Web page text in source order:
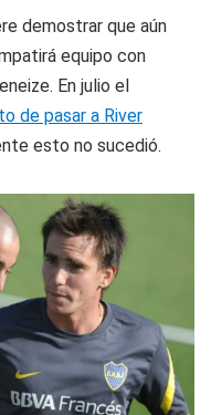
demostrar que aún
equipo con
En julio el
de pasar a River
esto no sucedió.